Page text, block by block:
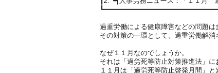
┗━━━━━━━━━━━━━━━━━━━━━━━━━━━━━
過重労働による健康障害などの問題
その対策の一環として、 過重労働解消
なぜ１１月なのでしょうか。
それは「過労死等防止対策推進法」に
１１月は「過労死等防止啓発月間」
と